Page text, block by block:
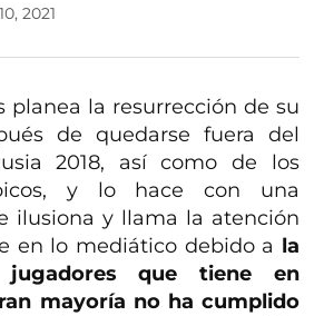
2021
planea la resurrección de su
de quedarse fuera del
2018, así como de los
y lo hace con una
ilusiona y llama la atención
en lo mediático debido a la
que tiene en
mayoría no ha cumplido